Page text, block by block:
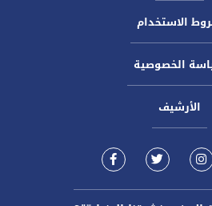
الاستخدام
الخصوصية
الأرشيف